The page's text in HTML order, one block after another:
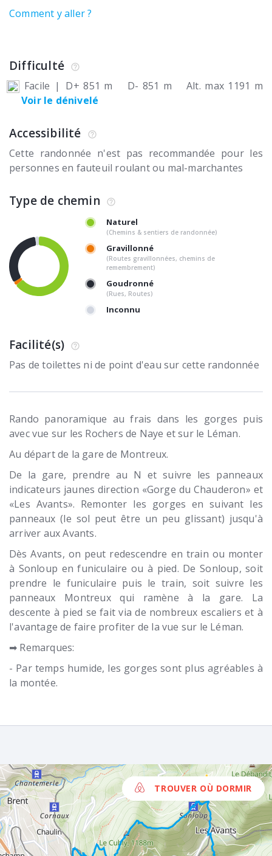
Comment y aller ?
Difficulté
Facile | D+ 851 m D- 851 m
Alt. max 1191 m
Voir le dénivelé
Accessibilité
Cette randonnée n'est pas recommandée pour les
personnes en fauteuil roulant ou mal-marchantes
Type de chemin
Naturel
(Chemins & sentiers de randonnée)
Gravillonné
(Routes gravillonnées, chemins de
remembrement)
Goudronné
(Rues, Routes)
Inconnu
Facilité(s)
Pas de toilettes ni de point d'eau sur cette randonnée
Rando panoramique au frais dans les gorges puis
avec vue sur les Rochers de Naye et sur le Léman.
Au départ de la gare de Montreux.
De la gare, prendre au N et suivre les panneaux
indicateurs jaunes direction «Gorge du Chauderon» et
«Les Avants». Remonter les gorges en suivant les
panneaux (le sol peut être un peu glissant) jusqu'à
arriver aux Avants.
Dès Avants, on peut redescendre en train ou monter
à Sonloup en funiculaire ou à pied. De Sonloup, soit
prendre le funiculaire puis le train, soit suivre les
panneaux Montreux qui ramène à la gare. La
descente à pied se fait via de nombreux escaliers et à
l'avantage de faire profiter de la vue sur le Léman.
➡ Remarques:
- Par temps humide, les gorges sont plus agréables à
la montée.
TROUVER OÙ DORMIR